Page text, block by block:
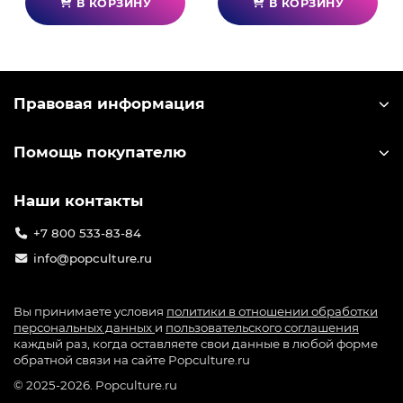
В КОРЗИНУ В КОРЗИНУ
Правовая информация
Помощь покупателю
Наши контакты
+7 800 533-83-84
info@popculture.ru
Вы принимаете условия политики в отношении обработки
персональных данных и пользовательского соглашения
каждый раз, когда оставляете свои данные в любой форме
обратной связи на сайте Popculture.ru
© 2025-2026. Popculture.ru